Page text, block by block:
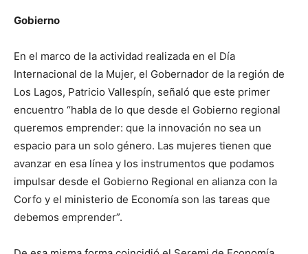
Gobierno
En el marco de la actividad realizada en el Día
Internacional de la Mujer, el Gobernador de la región de
Los Lagos, Patricio Vallespín, señaló que este primer
encuentro “habla de lo que desde el Gobierno regional
queremos emprender: que la innovación no sea un
espacio para un solo género. Las mujeres tienen que
avanzar en esa línea y los instrumentos que podamos
impulsar desde el Gobierno Regional en alianza con la
Corfo y el ministerio de Economía son las tareas que
debemos emprender”.